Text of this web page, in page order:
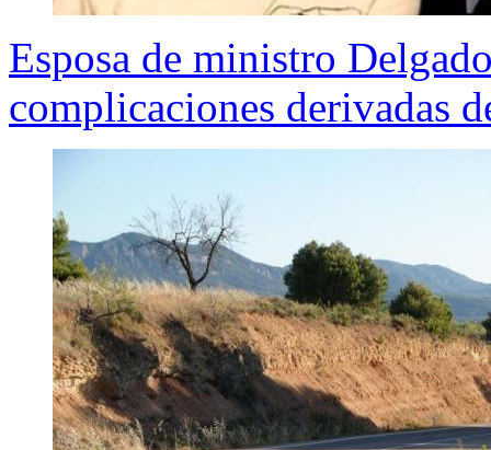
Esposa de ministro
complicaciones derivadas